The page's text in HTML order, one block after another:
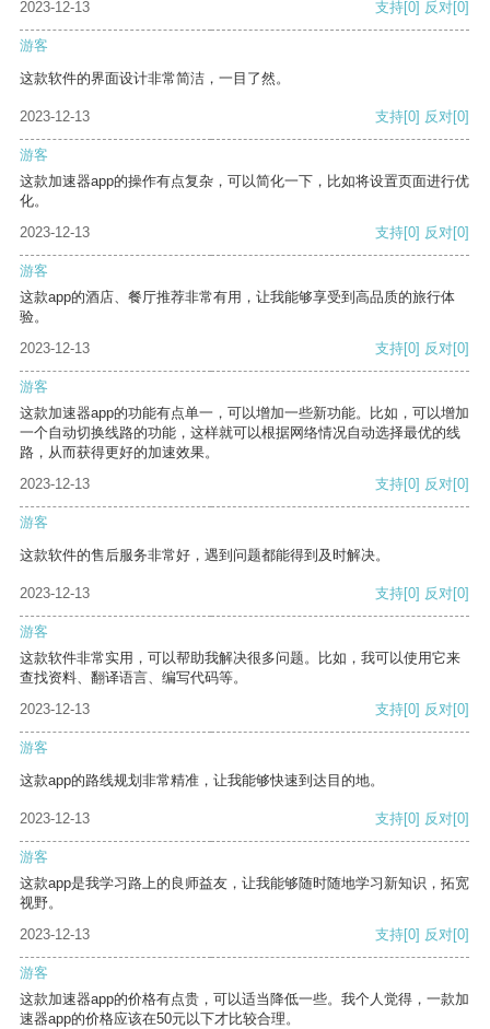
2023-12-13 支持[0] 反对[0]
游客
这款软件的界面设计非常简洁，一目了然。
2023-12-13 支持[0] 反对[0]
游客
这款加速器app的操作有点复杂，可以简化一下，比如将设置页面进行优
化。
2023-12-13
支持[0] 反对[0]
游客
这款app的酒店、餐厅推荐非常有用，让我能够享受到高品质的旅行体
验。
2023-12-13
支持[0] 反对[0]
游客
这款加速器app的功能有点单一，可以增加一些新功能。比如，可以增加
一个自动切换线路的功能，这样就可以根据网络情况自动选择最优的线
路，从而获得更好的加速效果。
2023-12-13
支持[0] 反对[0]
游客
这款软件的售后服务非常好，遇到问题都能得到及时解决。
2023-12-13 支持[0] 反对[0]
游客
这款软件非常实用，可以帮助我解决很多问题。比如，我可以使用它来
查找资料、翻译语言、编写代码等。
2023-12-13
支持[0] 反对[0]
游客
这款app的路线规划非常精准，让我能够快速到达目的地。
2023-12-13 支持[0] 反对[0]
游客
这款app是我学习路上的良师益友，让我能够随时随地学习新知识，拓宽
视野。
2023-12-13
支持[0] 反对[0]
游客
这款加速器app的价格有点贵，可以适当降低一些。我个人觉得，一款加
速器app的价格应该在50元以下才比较合理。